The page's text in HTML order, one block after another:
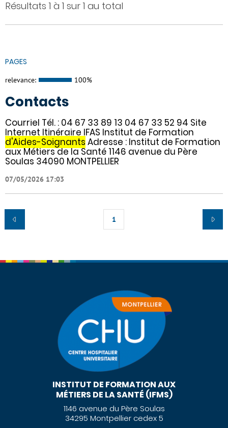
Résultats 1 à 1 sur 1 au total
PAGES
relevance: 100%
Contacts
Courriel Tél. : 04 67 33 89 13 04 67 33 52 94 Site
Internet Itinéraire IFAS Institut de Formation
d'Aides-Soignants Adresse : Institut de Formation
aux Métiers de la Santé 1146 avenue du Père
Soulas 34090 MONTPELLIER
07/05/2026 17:03
1
INSTITUT DE FORMATION AUX
MÉTIERS DE LA SANTÉ (IFMS)
1146 avenue du Père Soulas
34295 Montpellier cedex 5